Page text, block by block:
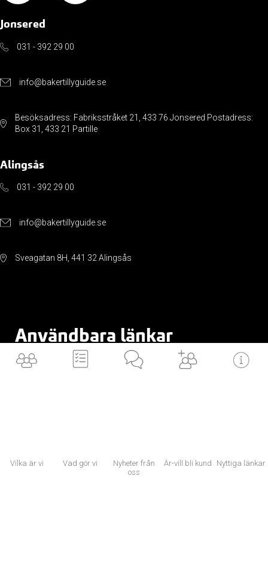
Jonsered
031 - 392 29 00
info@bakertillyguide.se
Besöksadress: Fabriksstråket 21, 433 76 Jonsered Postadress:
Box 31, 433 21 Partille
Alingsås
031 - 392 29 00
info@bakertillyguide.se
Sveagatan 8H, 441 32 Alingsås
Användbara länkar
NYTTIGA länkar
Vilka är vi Vad gör vi
Nyheter från
oss
Är-vill bli kund Nyttiga länkar